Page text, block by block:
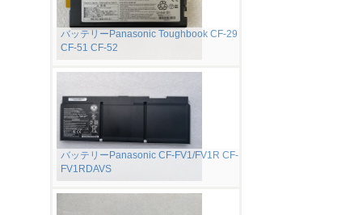
バッテリーPanasonic Toughbook CF-29
CF-51 CF-52
バッテリーPanasonic CF-FV1/FV1R CF-
FV1RDAVS